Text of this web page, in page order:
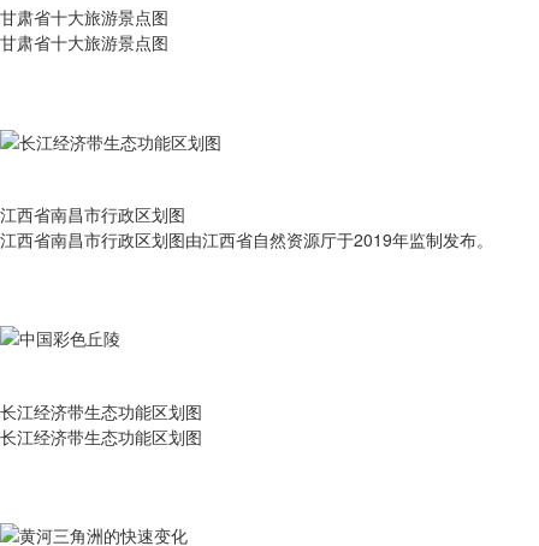
甘肃省十大旅游景点图
甘肃省十大旅游景点图
江西省南昌市行政区划图
江西省南昌市行政区划图由江西省自然资源厅于2019年监制发布。
长江经济带生态功能区划图
长江经济带生态功能区划图